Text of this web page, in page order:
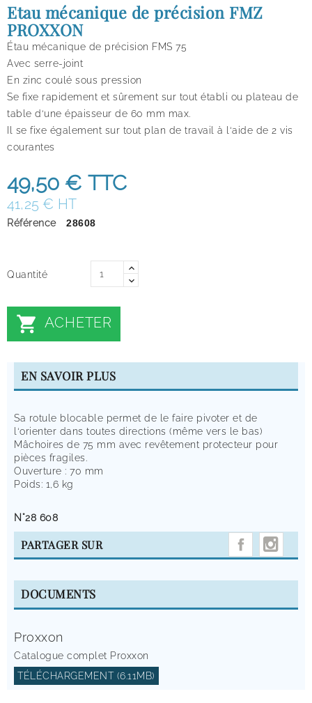
Etau mécanique de précision FMZ
PROXXON
Étau mécanique de précision FMS 75
Avec serre-joint
En zinc coulé sous pression
Se fixe rapidement et sûrement sur tout établi ou plateau de
table d‘une épaisseur de 60 mm max.
Il se fixe également sur tout plan de travail à l‘aide de 2 vis
courantes
49,50 € TTC
41,25 € HT
Référence 28608
Quantité
 ACHETER
EN SAVOIR PLUS
Sa rotule blocable permet de le faire pivoter et de
l‘orienter dans toutes directions (même vers le bas)
Mâchoires de 75 mm avec revêtement protecteur pour
pièces fragiles.
Ouverture : 70 mm
Poids: 1,6 kg
N°28 608
PARTAGER SUR
DOCUMENTS
Proxxon
Catalogue complet Proxxon
TÉLÉCHARGEMENT (6.11MB)